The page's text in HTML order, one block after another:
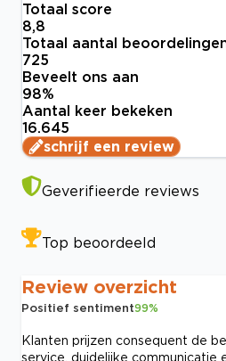
Totaal score
8,8
Totaal aantal
725
Beveelt ons aan
98%
Aantal keer bekeken
16.645
schrijf een review
Geverifieerde reviews
Top beoordeeld
Review overzicht
Positief sentiment99%
Klanten prijzen consequent de
service, duidelijke communicatie